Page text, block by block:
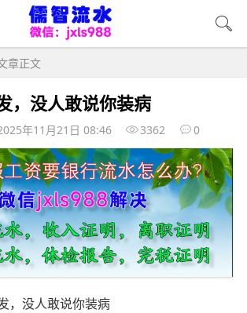
章正文
，没人敢说你装病
年11月21日 08:46 3362 0
没人敢说你装病